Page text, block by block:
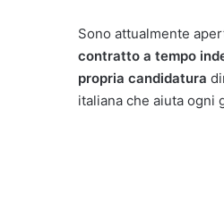
Sono attualmente
contratto a tempo
propria candidatura
italiana che aiuta ogni